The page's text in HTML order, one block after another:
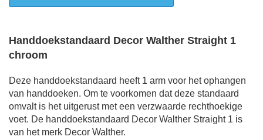
Handdoekstandaard Decor Walther Straight 1
chroom
Deze handdoekstandaard heeft 1 arm voor het ophangen
van handdoeken. Om te voorkomen dat deze standaard
omvalt is het uitgerust met een verzwaarde rechthoekige
voet. De handdoekstandaard Decor Walther Straight 1 is
van het merk Decor Walther.